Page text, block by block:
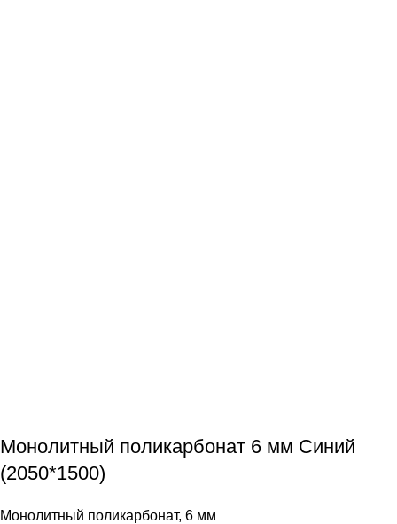
Монолитный поликарбонат 6 мм Синий
(2050*1500)
Монолитный поликарбонат, 6 мм